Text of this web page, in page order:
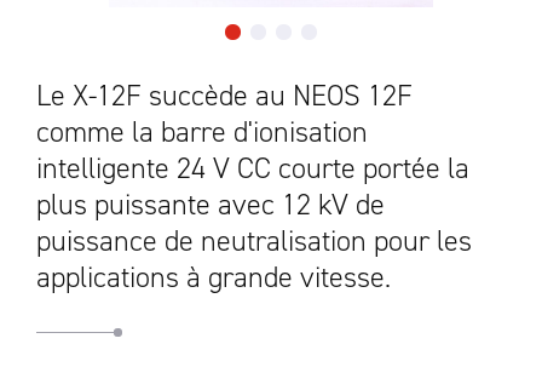
Le X-12F succède au NEOS 12F
comme la barre d'ionisation
intelligente 24 V CC courte portée la
plus puissante avec 12 kV de
puissance de neutralisation pour les
applications à grande vitesse.